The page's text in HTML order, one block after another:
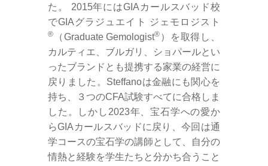
た。 2015年にはGIAカールスバッド校
でGIAグラジュエイト ジェモロジスト
® （Graduate Gemologist® ）を取得し、
カルティエ、ブルガリ、ショパールとい
ったブランドとも提携する家業の経営に
戻りました。Steffanoは金融にも関心を
持ち、３つのCFA試験すべてに合格しま
した。しかし2023年、宝石学への愛か
らGIAカールスバッドに戻り、今回は通
学コースの宝石学の講師として、自分の
情熱と経験を学生たちと分かち合うこと